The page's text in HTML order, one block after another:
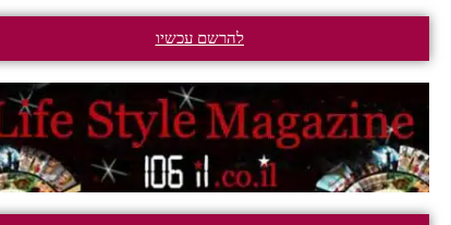
להרשם עכשיו